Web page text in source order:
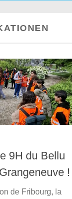
9H du Bellu
!
de Fribourg, la